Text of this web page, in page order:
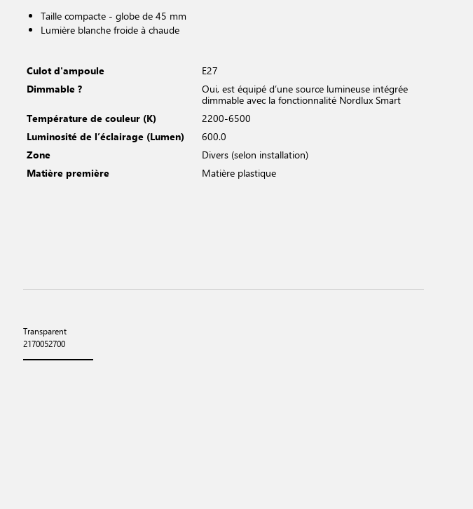
Taille compacte - globe de 45 mm
Lumière blanche froide à chaude
Culot d'ampoule
E27
Dimmable ?
Oui, est équipé d’une source lumineuse intégrée
dimmable avec la fonctionnalité Nordlux Smart
Température de couleur (K)
2200-6500
Luminosité de l’éclairage (Lumen)
600.0
Zone
Divers (selon installation)
Matière première
Matière plastique
Transparent
2170052700